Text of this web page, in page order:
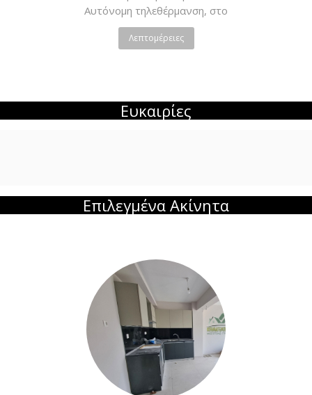
Αυτόνομη τηλεθέρμανση, στο
κέντρο. Τιμή: 250€,
Λεπτομέρειες
Ευκαιρίες
Επιλεγμένα Ακίνητα